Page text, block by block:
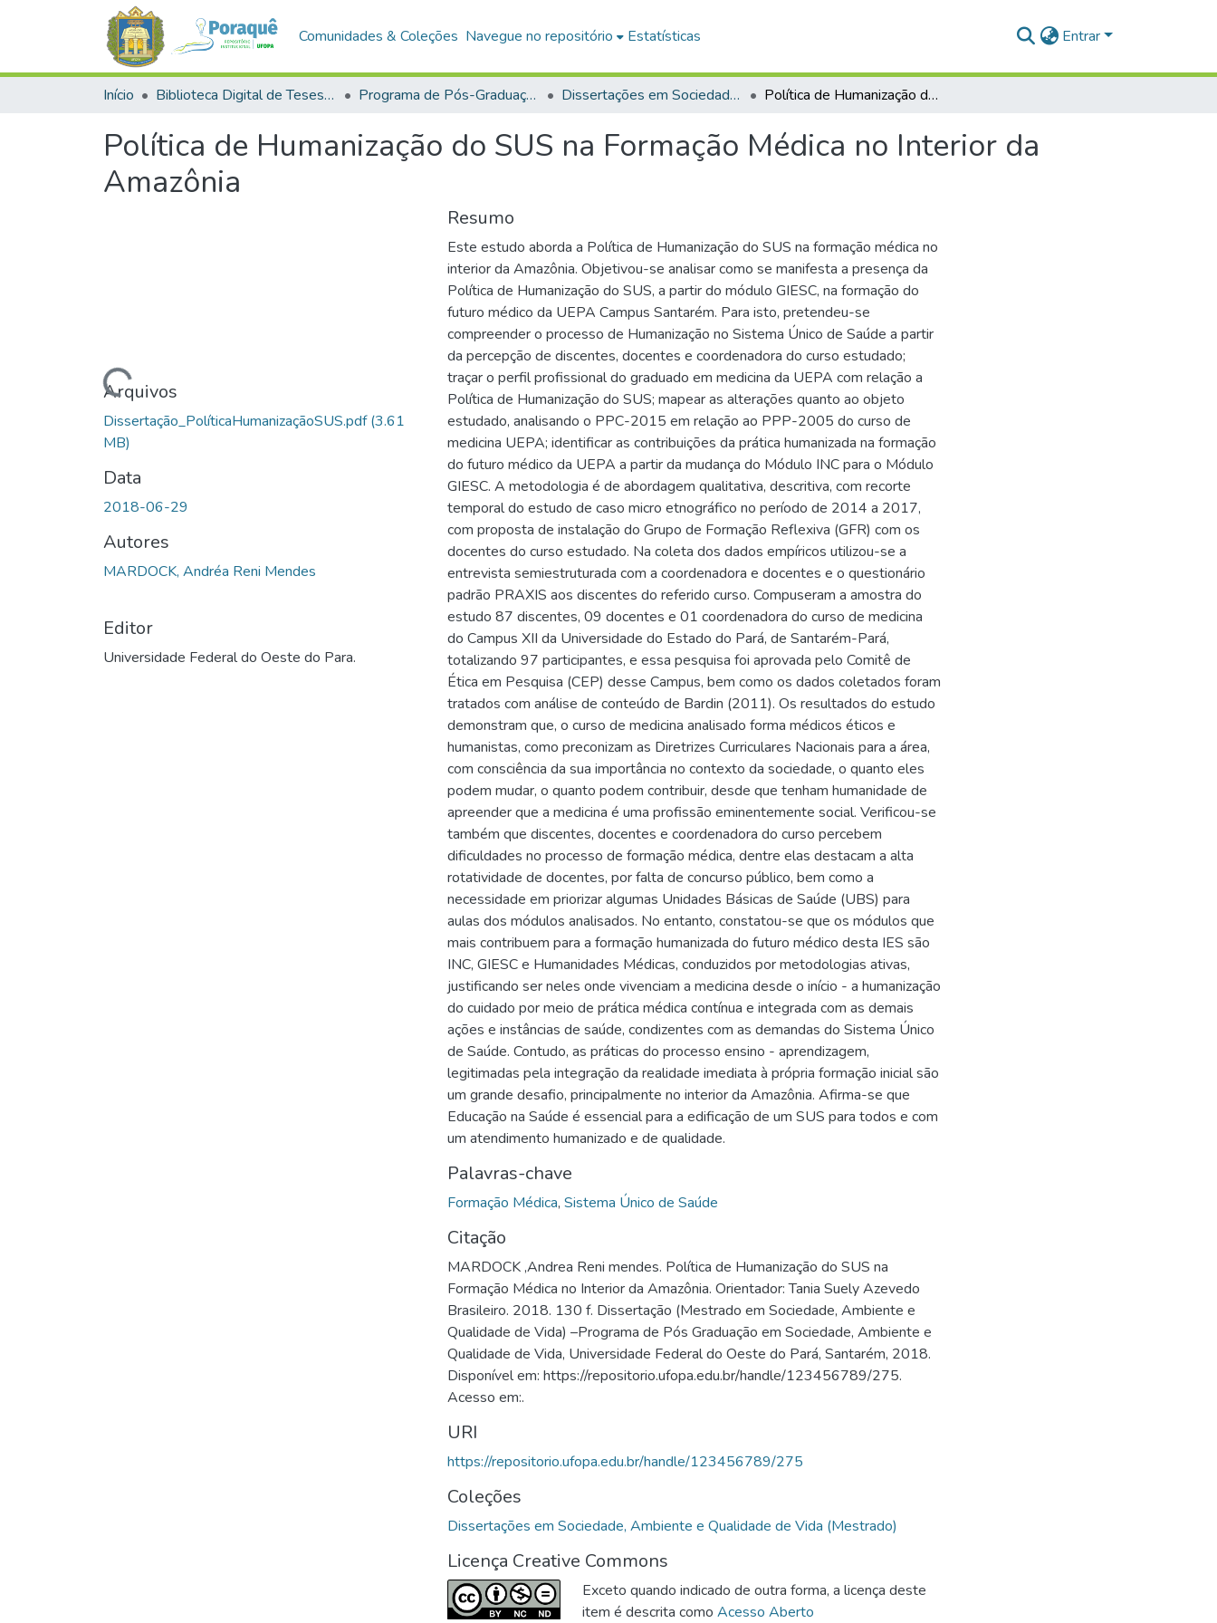
Comunidades & Coleções Navegue no repositório Estatísticas Entrar
Início Biblioteca Digital de Teses e Dissertações (BDTD) Programa de Pós-Graduação em Sociedade, Ambiente e Qualidade de Vida (PPGSAQ) Dissertações em Sociedade, Ambiente e Qualidade de Vida (Mestrado) Política de Humanização do SUS na Formação Médica no Interior da Amazônia
Política de Humanização do SUS na Formação Médica no Interior da
Amazônia
Carregando...
Arquivos
Dissertação_PolíticaHumanizaçãoSUS.pdf(3.61
MB)
Data
2018-06-29
Autores
MARDOCK, Andréa Reni Mendes
Editor
Universidade Federal do Oeste do Para.
Resumo
Este estudo aborda a Política de Humanização do SUS na formação médica no
interior da Amazônia. Objetivou-se analisar como se manifesta a presença da
Política de Humanização do SUS, a partir do módulo GIESC, na formação do
futuro médico da UEPA Campus Santarém. Para isto, pretendeu-se
compreender o processo de Humanização no Sistema Único de Saúde a partir
da percepção de discentes, docentes e coordenadora do curso estudado;
traçar o perfil profissional do graduado em medicina da UEPA com relação a
Política de Humanização do SUS; mapear as alterações quanto ao objeto
estudado, analisando o PPC-2015 em relação ao PPP-2005 do curso de
medicina UEPA; identificar as contribuições da prática humanizada na formação
do futuro médico da UEPA a partir da mudança do Módulo INC para o Módulo
GIESC. A metodologia é de abordagem qualitativa, descritiva, com recorte
temporal do estudo de caso micro etnográfico no período de 2014 a 2017,
com proposta de instalação do Grupo de Formação Reflexiva (GFR) com os
docentes do curso estudado. Na coleta dos dados empíricos utilizou-se a
entrevista semiestruturada com a coordenadora e docentes e o questionário
padrão PRAXIS aos discentes do referido curso. Compuseram a amostra do
estudo 87 discentes, 09 docentes e 01 coordenadora do curso de medicina
do Campus XII da Universidade do Estado do Pará, de Santarém-Pará,
totalizando 97 participantes, e essa pesquisa foi aprovada pelo Comitê de
Ética em Pesquisa (CEP) desse Campus, bem como os dados coletados foram
tratados com análise de conteúdo de Bardin (2011). Os resultados do estudo
demonstram que, o curso de medicina analisado forma médicos éticos e
humanistas, como preconizam as Diretrizes Curriculares Nacionais para a área,
com consciência da sua importância no contexto da sociedade, o quanto eles
podem mudar, o quanto podem contribuir, desde que tenham humanidade de
apreender que a medicina é uma profissão eminentemente social. Verificou-se
também que discentes, docentes e coordenadora do curso percebem
dificuldades no processo de formação médica, dentre elas destacam a alta
rotatividade de docentes, por falta de concurso público, bem como a
necessidade em priorizar algumas Unidades Básicas de Saúde (UBS) para
aulas dos módulos analisados. No entanto, constatou-se que os módulos que
mais contribuem para a formação humanizada do futuro médico desta IES são
INC, GIESC e Humanidades Médicas, conduzidos por metodologias ativas,
justificando ser neles onde vivenciam a medicina desde o início - a humanização
do cuidado por meio de prática médica contínua e integrada com as demais
ações e instâncias de saúde, condizentes com as demandas do Sistema Único
de Saúde. Contudo, as práticas do processo ensino - aprendizagem,
legitimadas pela integração da realidade imediata à própria formação inicial são
um grande desafio, principalmente no interior da Amazônia. Afirma-se que
Educação na Saúde é essencial para a edificação de um SUS para todos e com
um atendimento humanizado e de qualidade.
Palavras-chave
Formação Médica, Sistema Único de Saúde
Citação
MARDOCK ,Andrea Reni mendes. Política de Humanização do SUS na
Formação Médica no Interior da Amazônia. Orientador: Tania Suely Azevedo
Brasileiro. 2018. 130 f. Dissertação (Mestrado em Sociedade, Ambiente e
Qualidade de Vida) –Programa de Pós Graduação em Sociedade, Ambiente e
Qualidade de Vida, Universidade Federal do Oeste do Pará, Santarém, 2018.
Disponível em: https://repositorio.ufopa.edu.br/handle/123456789/275.
Acesso em:.
URI
https://repositorio.ufopa.edu.br/handle/123456789/275
Coleções
Dissertações em Sociedade, Ambiente e Qualidade de Vida (Mestrado)
Licença Creative Commons
Exceto quando indicado de outra forma, a licença deste
item é descrita como Acesso Aberto